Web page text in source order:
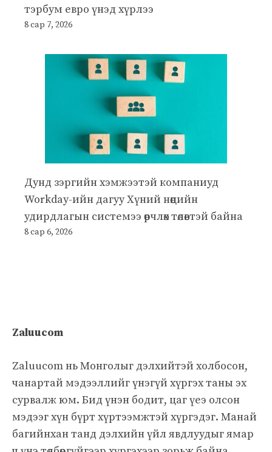
тэрбум евро үнэд хүрлээ
8 сар 7, 2026
Дунд зэргийн хэмжээтэй компаниуд
Workday-ийн дагуу Хүний нөөцийн
удирдлагын системээ өөрчлөх төлөвтэй байна
8 сар 6, 2026
Zaluucom
Zaluucom нь Монголыг дэлхийтэй холбосон,
чанартай мэдээллийг үнэгүй хүргэх таны эх
сурвалж юм. Бид үнэн бодит, цаг үеэ олсон
мэдээг хүн бүрт хүртээмжтэй хүргэдэг. Манай
багийнхан танд дэлхийн үйл явдлуудыг ямар